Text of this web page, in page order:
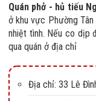
Quán phở - hủ tiếu
ở khu vực Phường Tân
nhiệt tình. Nếu co dịp
qua quán ở địa chỉ
Địa chỉ: 33 Lê